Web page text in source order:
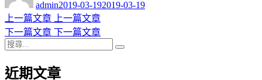
admin
日
期:
2019-03-192019-03-19
文
章
導
上一篇文章
上
一
章:
上一篇文章
下一篇文章 下
文
下一篇文章
搜
關
近期文章